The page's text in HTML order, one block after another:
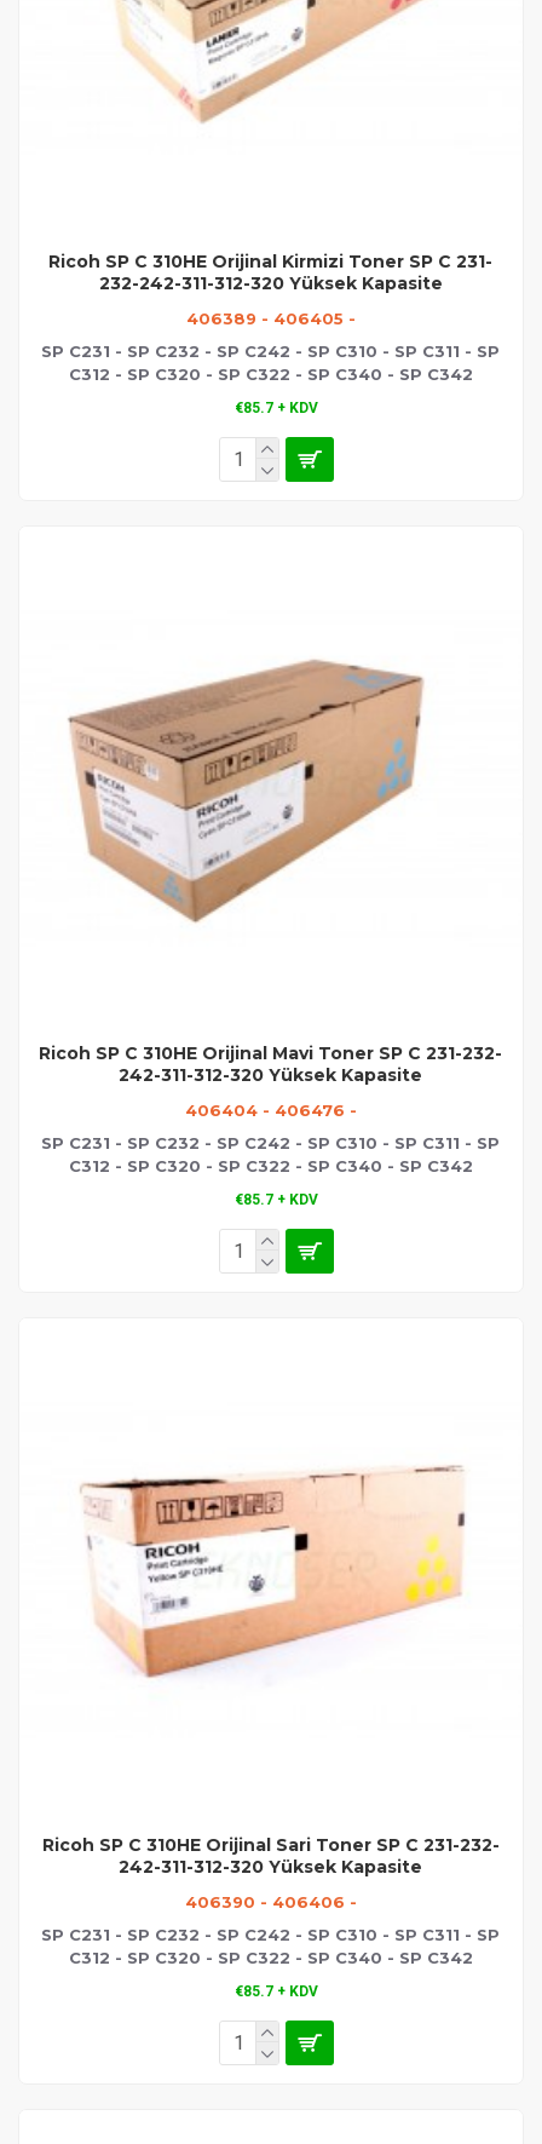
406389 - 406405 -
SP C231 - SP C232 - SP C242 - SP C310 - SP C311 - SP
C312 - SP C320 - SP C322 - SP C340 - SP C342
Ricoh SP C 310HE Orijinal Kirmizi Toner SP C 231-
232-242-311-312-320 Yüksek Kapasite
€85.7 + KDV
406404 - 406476 -
SP C231 - SP C232 - SP C242 - SP C310 - SP C311 - SP
C312 - SP C320 - SP C322 - SP C340 - SP C342
Ricoh SP C 310HE Orijinal Mavi Toner SP C 231-232-
242-311-312-320 Yüksek Kapasite
€85.7 + KDV
406390 - 406406 -
SP C231 - SP C232 - SP C242 - SP C310 - SP C311 - SP
C312 - SP C320 - SP C322 - SP C340 - SP C342
Ricoh SP C 310HE Orijinal Sari Toner SP C 231-232-
242-311-312-320 Yüksek Kapasite
€85.7 + KDV